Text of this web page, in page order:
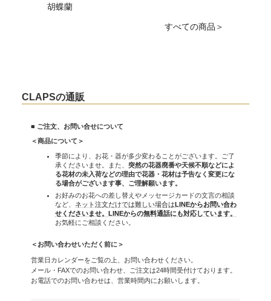
胡蝶蘭
すべての商品＞
CLAPSの通販
■ ご注文、お問い合せについて
＜商品について＞
季節により、お花・器が多少変わることがございます。ご了
承くださいませ。また、 突然の花器廃番や天候不順などによ
る花材の未入荷などの理由で花器・花材は予告なく変更にな
る場合がございます事、ご理解願います。
お好みのお花への差し替えやメッセージカードの文言の相談
など、 ネット注文だけでは難しい場合は LINEからお問い合わ
せくださいませ。LINEからの無料通話にも対応しています。
お気軽にご相談ください。
＜お問い合わせいただく前に＞
営業日カレンダーをご覧の上、お問い合わせください。
メール・FAXでのお問い合わせ、ご注文は24時間受付けております。
お電話でのお問い合わせは、営業時間内にお願いします。